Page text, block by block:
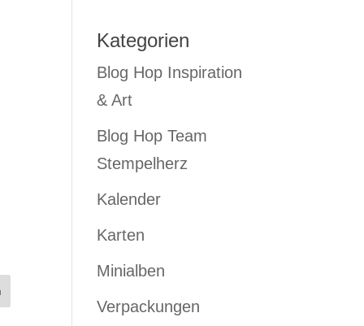
Kategorien
Blog Hop Inspiration
& Art
Blog Hop Team
Stempelherz
Kalender
Karten
Minialben
Verpackungen